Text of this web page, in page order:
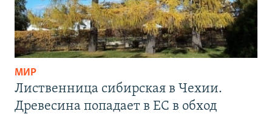
МИР
Лиственница сибирская в Чехии.
Древесина попадает в ЕС в обход